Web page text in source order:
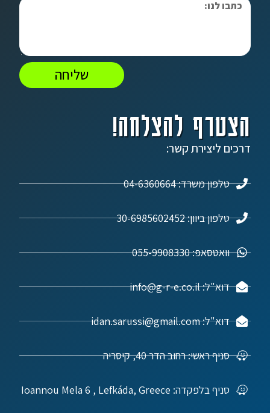
הצטרף להצלחה!
דרכים ליצירת קשר:
טלפון משרד: 04-6360664
טלפון ביוון: 30-6985602452
וואטסאפ: 055-9908330
דוא"ל: info@g-r-e.co.il
דוא"ל: idan.sarussi@gmail.com
סניף ראשי: רחוב הדר 40, קיסריה
סניף בלפקדה: Ioannou Mela 6 , Lefkáda, Greece
שליחה